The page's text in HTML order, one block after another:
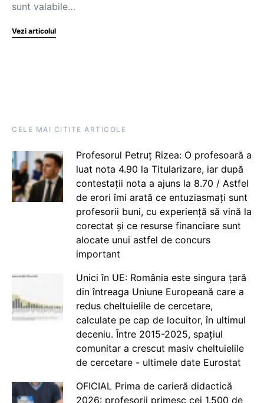
sunt valabile…
Vezi articolul
CELE MAI CITITE ARTICOLE
Profesorul Petruț Rizea: O profesoară a
luat nota 4.90 la Titularizare, iar după
contestații nota a ajuns la 8.70 / Astfel
de erori îmi arată ce entuziasmați sunt
profesorii buni, cu experiență să vină la
corectat și ce resurse financiare sunt
alocate unui astfel de concurs
important
Unici în UE: România este singura țară
din întreaga Uniune Europeană care a
redus cheltuielile de cercetare,
calculate pe cap de locuitor, în ultimul
deceniu. Între 2015-2025, spațiul
comunitar a crescut masiv cheltuielile
de cercetare - ultimele date Eurostat
OFICIAL Prima de carieră didactică
2026: profesorii primesc cei 1.500 de